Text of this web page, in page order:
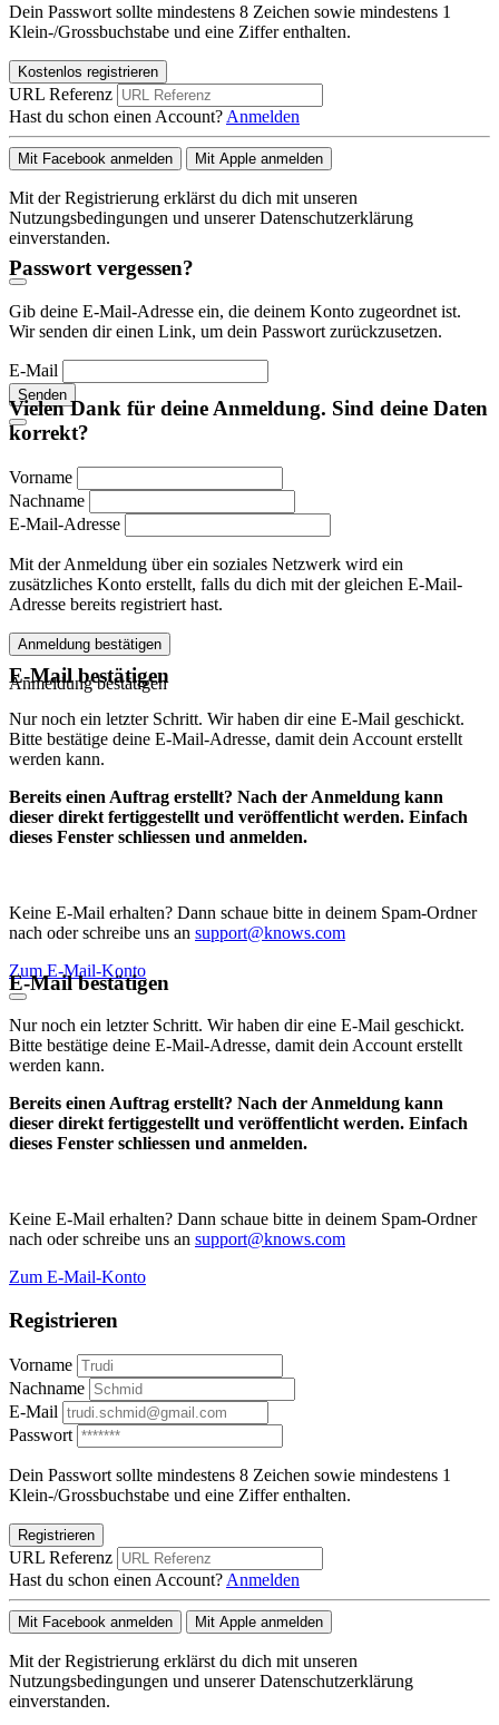
Dein Passwort sollte mindestens 8 Zeichen sowie mindestens 1
Klein-/Grossbuchstabe und eine Ziffer enthalten.
Kostenlos registrieren
URL Referenz
Hast du schon einen Account? Anmelden
Mit Facebook anmelden Mit Apple anmelden
Mit der Registrierung erklärst du dich mit unseren
Nutzungsbedingungen und unserer Datenschutzerklärung
einverstanden.
Passwort vergessen?
Gib deine E-Mail-Adresse ein, die deinem Konto zugeordnet ist.
Wir senden dir einen Link, um dein Passwort zurückzusetzen.
E-Mail
Senden
Vielen Dank für deine Anmeldung. Sind deine Daten
korrekt?
Vorname
Nachname
E-Mail-Adresse
Mit der Anmeldung über ein soziales Netzwerk wird ein
zusätzliches Konto erstellt, falls du dich mit der gleichen E-Mail-
Adresse bereits registriert hast.
Anmeldung bestätigen
Anmeldung bestätigen
E-Mail bestätigen
Nur noch ein letzter Schritt. Wir haben dir eine E-Mail geschickt.
Bitte bestätige deine E-Mail-Adresse, damit dein Account erstellt
werden kann.
Bereits einen Auftrag erstellt? Nach der Anmeldung kann
dieser direkt fertiggestellt und veröffentlicht werden. Einfach
dieses Fenster schliessen und anmelden.
Keine E-Mail erhalten? Dann schaue bitte in deinem Spam-Ordner
nach oder schreibe uns an support@knows.com
Zum E-Mail-Konto
E-Mail bestätigen
Nur noch ein letzter Schritt. Wir haben dir eine E-Mail geschickt.
Bitte bestätige deine E-Mail-Adresse, damit dein Account erstellt
werden kann.
Bereits einen Auftrag erstellt? Nach der Anmeldung kann
dieser direkt fertiggestellt und veröffentlicht werden. Einfach
dieses Fenster schliessen und anmelden.
Keine E-Mail erhalten? Dann schaue bitte in deinem Spam-Ordner
nach oder schreibe uns an support@knows.com
Zum E-Mail-Konto
Registrieren
Vorname
Nachname
E-Mail
Passwort
Dein Passwort sollte mindestens 8 Zeichen sowie mindestens 1
Klein-/Grossbuchstabe und eine Ziffer enthalten.
Registrieren
URL Referenz
Hast du schon einen Account? Anmelden
Mit Facebook anmelden Mit Apple anmelden
Mit der Registrierung erklärst du dich mit unseren
Nutzungsbedingungen und unserer Datenschutzerklärung
einverstanden.